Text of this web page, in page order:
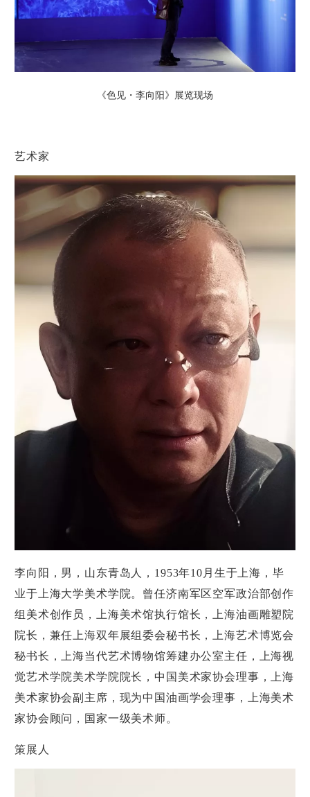
《色见・李向阳》展览现场
艺术家
李向阳，男，山东青岛人，1953年10月生于上海，毕
业于上海大学美术学院。曾任济南军区空军政治部创作
组美术创作员，上海美术馆执行馆长，上海油画雕塑院
院长，兼任上海双年展组委会秘书长，上海艺术博览会
秘书长，上海当代艺术博物馆筹建办公室主任，上海视
觉艺术学院美术学院院长，中国美术家协会理事，上海
美术家协会副主席，现为中国油画学会理事，上海美术
家协会顾问，国家一级美术师。
策展人